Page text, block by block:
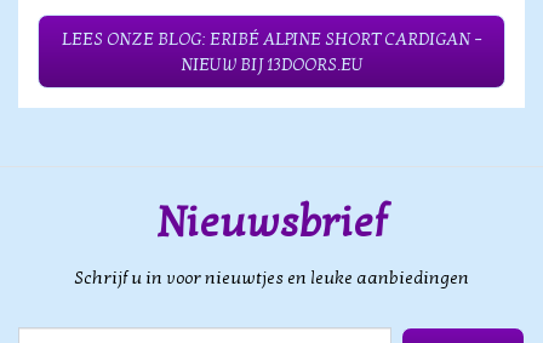
LEES ONZE BLOG: ERIBÉ ALPINE SHORT CARDIGAN –
NIEUW BIJ 13DOORS.EU
Nieuwsbrief
Schrijf u in voor nieuwtjes en leuke aanbiedingen